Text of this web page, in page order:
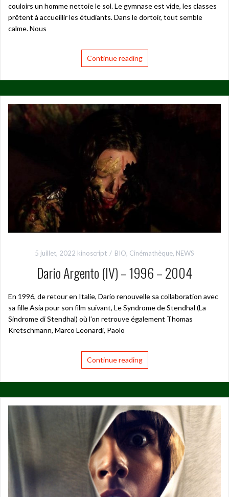
couloirs un homme nettoie le sol. Le gymnase est vide, les classes
prêtent à accueillir les étudiants. Dans le dortoir, tout semble
calme. Nous
Continue reading
5 juillet, 2022 kinoscript BIO, Cinémathèque, NEWS
Dario Argento (IV) – 1996 – 2004
En 1996, de retour en Italie, Dario renouvelle sa collaboration avec
sa fille Asia pour son film suivant, Le Syndrome de Stendhal (La
Sindrome di Stendhal) où l’on retrouve également Thomas
Kretschmann, Marco Leonardi, Paolo
Continue reading